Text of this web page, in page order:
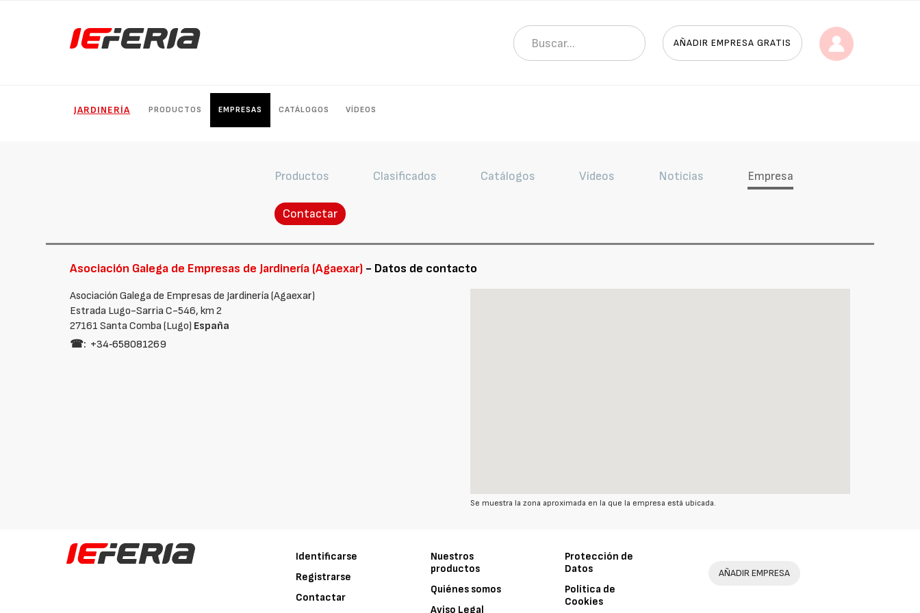
AÑADIR EMPRESA GRATIS
JARDINERÍA PRODUCTOS EMPRESAS CATÁLOGOS VÍDEOS
Productos Clasificados Catálogos Vídeos Noticias Empresa
Contactar
Asociación Galega de Empresas de Jardinería (Agaexar) - Datos de contacto
Asociación Galega de Empresas de Jardinería (Agaexar)
Estrada Lugo-Sarria C-546, km 2
27161 Santa Comba (Lugo) España
☎: +34‑658081269
Se muestra la zona aproximada en la que la empresa está ubicada.
Identificarse
Registrarse
Contactar
Nuestros
productos
Quiénes somos
Aviso Legal
Protección de
Datos
Política de
Cookies
AÑADIR EMPRESA